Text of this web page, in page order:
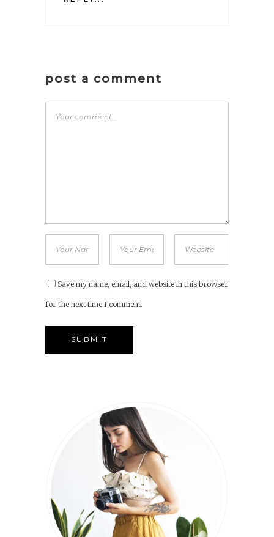
post a comment
Save my name, email, and website in this browser
for the next time I comment.